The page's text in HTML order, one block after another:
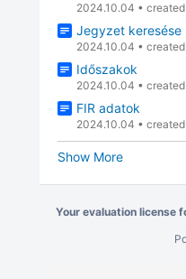
2024.10.04 •
Jegyzet keresése
2024.10.04 •
Időszakok
2024.10.04 •
FIR adatok
2024.10.04 •
Show More
Your evaluation license